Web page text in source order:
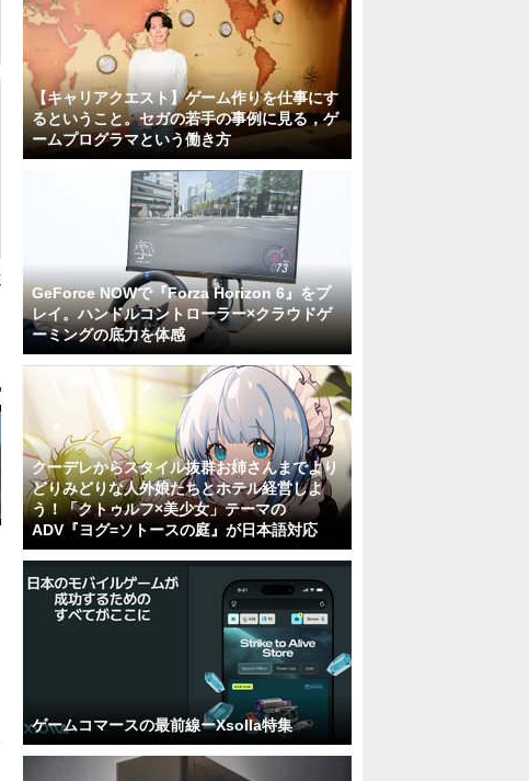
【キャリアクエスト】ゲーム作りを仕事にす
るということ。セガの若手の事例に見る，ゲ
ームプログラマという働き方
GeForce NOWで『Forza Horizon 6』をプ
レイ。ハンドルコントローラー×クラウドゲ
ーミングの底力を体感
クーデレからスタイル抜群お姉さんまでより
どりみどりな人外娘たちとホテル経営しよ
う！「クトゥルフ×美少女」テーマの
ADV『ヨグ=ソトースの庭』が日本語対応
ゲームコマースの最前線ーXsolla特集